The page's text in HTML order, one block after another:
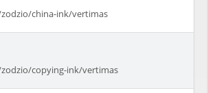
china-ink/vertimas
copying-ink/vertimas